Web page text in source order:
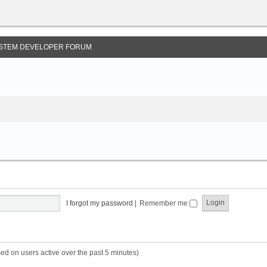
DEVELOPER FORUM
I forgot my password | Remember me
on users active over the past 5 minutes)